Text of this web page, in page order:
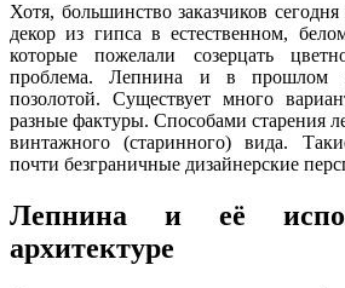
Хотя, большинство заказчиков
декор из гипса в естественном,
которые пожелали созерцать
проблема. Лепнина и в прошлом
позолотой. Существует много
разные фактуры. Способами старения
винтажного (старинного) вида.
почти безграничные дизайнерские
Лепнина и её
архитектуре